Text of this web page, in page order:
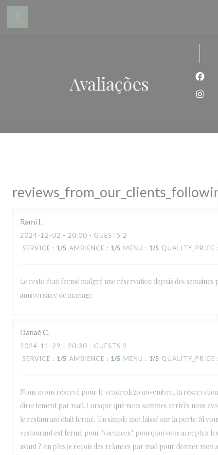
Painel de Gerenciamento de Cookies
Avaliações
Rami I
2024-12-02 - 20:00 - GUESTS 2
SERVICE : 1/5 AMBIENCE : 1/5 MENU : 1/5 QUALITY_PRICE
Le resto était fermé malgré une réservation depuis des
anniversaire de mariage
DanaéC
2024-11-29 - 20:30 - GUESTS 2
SERVICE : 1/5 AMBIENCE : 1/5 MENU : 1/5 QUALITY_PRICE
Nous avons réservé pour le vendredi 29 novembre, la
directement par mail. Lorsque que nous sommes arrivés nous
le restaurant était fermé. Un simple mot laissé sur la porte. Si
restaurant est fermé pour "vacances " pourquoi vous acceptez
avant ? En plus je reçois des relances par mail pour donner mon